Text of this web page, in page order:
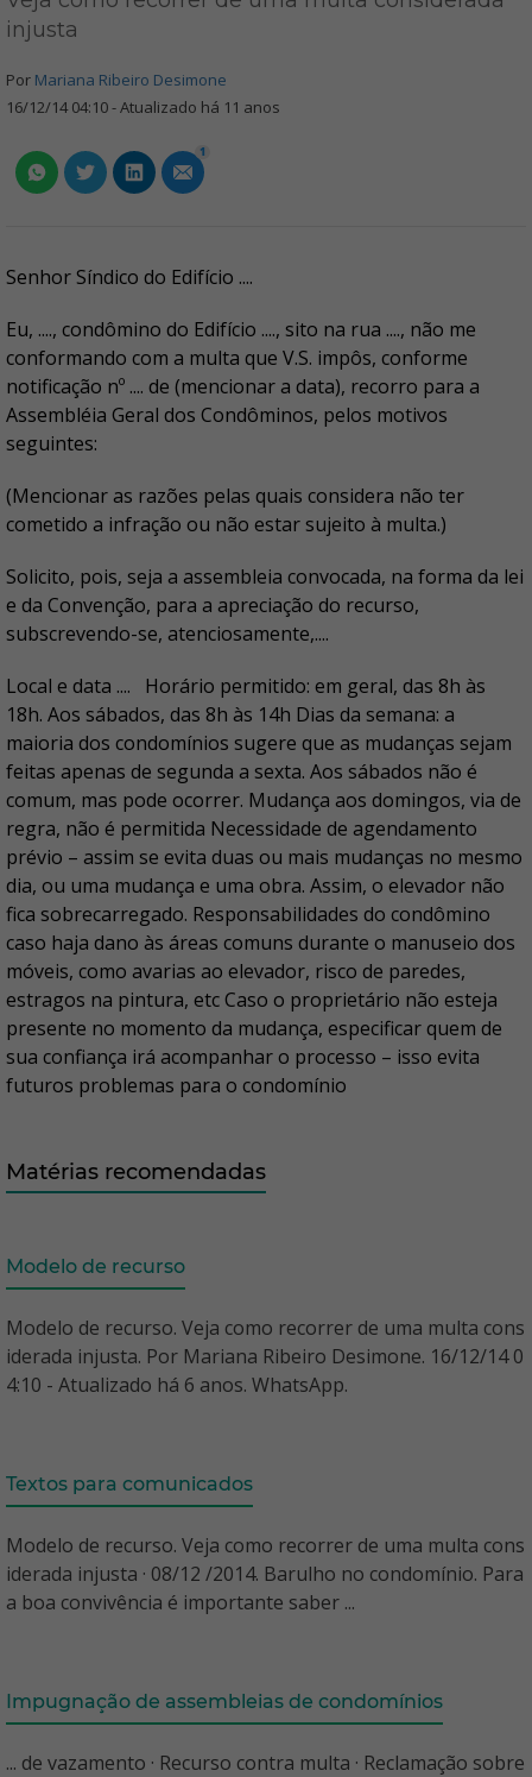
injusta
Por Mariana Ribeiro Desimone
16/12/14 04:10 - Atualizado há 11 anos
1
Senhor Síndico do Edifício ....
Eu, ...., condômino do Edifício ...., sito na rua ...., não me
conformando com a multa que V.S. impôs, conforme
notificação nº .... de (mencionar a data), recorro para a
Assembléia Geral dos Condôminos, pelos motivos
seguintes:
(Mencionar as razões pelas quais considera não ter
cometido a infração ou não estar sujeito à multa.)
Solicito, pois, seja a assembleia convocada, na forma da lei
e da Convenção, para a apreciação do recurso,
subscrevendo-se, atenciosamente,....
Local e data .... Horário permitido: em geral, das 8h às
18h. Aos sábados, das 8h às 14h Dias da semana: a
maioria dos condomínios sugere que as mudanças sejam
feitas apenas de segunda a sexta. Aos sábados não é
comum, mas pode ocorrer. Mudança aos domingos, via de
regra, não é permitida Necessidade de agendamento
prévio – assim se evita duas ou mais mudanças no mesmo
dia, ou uma mudança e uma obra. Assim, o elevador não
fica sobrecarregado. Responsabilidades do condômino
caso haja dano às áreas comuns durante o manuseio dos
móveis, como avarias ao elevador, risco de paredes,
estragos na pintura, etc Caso o proprietário não esteja
presente no momento da mudança, especificar quem de
sua confiança irá acompanhar o processo – isso evita
futuros problemas para o condomínio
Matérias recomendadas
Modelo de recurso
Modelo de recurso. Veja como recorrer de uma multa cons
iderada injusta. Por Mariana Ribeiro Desimone. 16/12/14 0
4:10 - Atualizado há 6 anos. WhatsApp.
Textos para comunicados
Modelo de recurso. Veja como recorrer de uma multa cons
iderada injusta · 08/12 /2014. Barulho no condomínio. Para
a boa convivência é importante saber ...
Impugnação de assembleias de condomínios
... de vazamento · Recurso contra multa · Reclamação sobre